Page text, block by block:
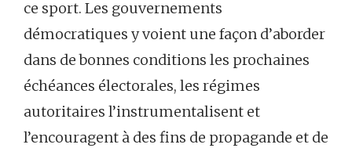
ce sport. Les gouvernements
démocratiques y voient une façon d’aborder
dans de bonnes conditions les prochaines
échéances électorales, les régimes
autoritaires l’instrumentalisent et
l’encouragent à des fins de propagande et de